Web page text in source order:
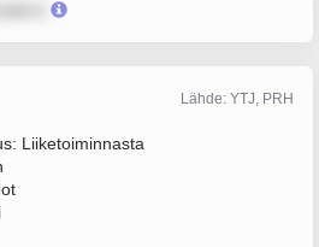
Lähde: YTJ, PRH
Liiketoiminnasta